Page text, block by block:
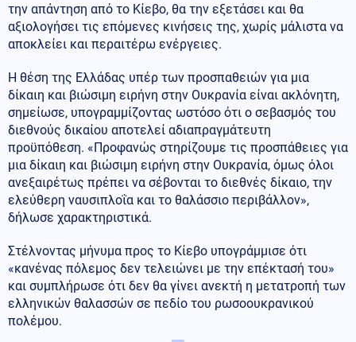
την απάντηση από το Κίεβο, θα την εξετάσει και θα
αξιολογήσει τις επόμενες κινήσεις της, χωρίς μάλιστα να
αποκλείει και περαιτέρω ενέργειες.
Η θέση της Ελλάδας υπέρ των προσπαθειών για μια
δίκαιη και βιώσιμη ειρήνη στην Ουκρανία είναι ακλόνητη,
σημείωσε, υπογραμμίζοντας ωστόσο ότι ο σεβασμός του
διεθνούς δικαίου αποτελεί αδιαπραγμάτευτη
προϋπόθεση. «Προφανώς στηρίζουμε τις προσπάθειες για
μια δίκαιη και βιώσιμη ειρήνη στην Ουκρανία, όμως όλοι
ανεξαιρέτως πρέπει να σέβονται το διεθνές δίκαιο, την
ελεύθερη ναυσιπλοΐα και το θαλάσσιο περιβάλλον»,
δήλωσε χαρακτηριστικά.
Στέλνοντας μήνυμα προς το Κίεβο υπογράμμισε ότι
«κανένας πόλεμος δεν τελειώνει με την επέκτασή του»
και συμπλήρωσε ότι δεν θα γίνει ανεκτή η μετατροπή των
ελληνικών θαλασσών σε πεδίο του ρωσοουκρανικού
πολέμου.